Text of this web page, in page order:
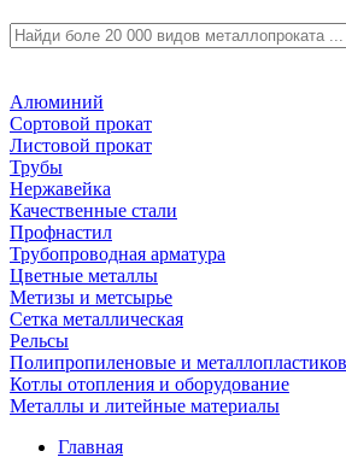
Алюминий
Сортовой прокат
Листовой прокат
Трубы
Нержавейка
Качественные стали
Профнастил
Трубопроводная арматура
Цветные металлы
Метизы и метсырье
Сетка металлическая
Рельсы
Полипропиленовые и
Котлы отопления и оборудование
Металлы и литейные материалы
Главная